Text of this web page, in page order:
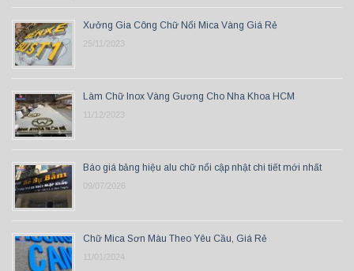
Xưởng Gia Công Chữ Nổi Mica Vàng Giá Rẻ
25/11/2023
Làm Chữ Inox Vàng Gương Cho Nha Khoa HCM
11/12/2023
Báo giá bảng hiệu alu chữ nổi cập nhật chi tiết mới nhất
09/07/2026
Chữ Mica Sơn Màu Theo Yêu Cầu, Giá Rẻ
11/01/2024